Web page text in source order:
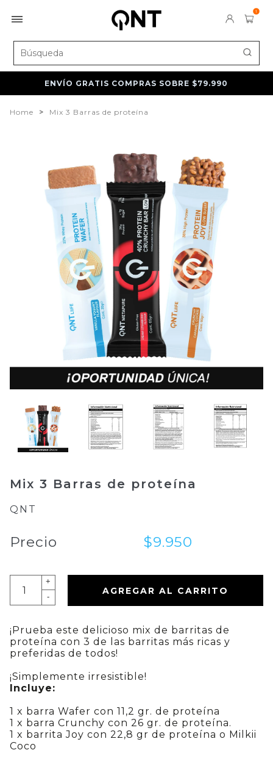
ENVÍO GRATIS COMPRAS SOBRE $79.990
1
Home > Mix 3 Barras de proteína
Mix 3 Barras de proteína
QNT
Precio $9.950
+
-
AGREGAR AL CARRITO
¡Prueba este delicioso mix de barritas de
proteína con 3 de las barritas más ricas y
preferidas de todos!
¡Simplemente irresistible!
Incluye:
1 x barra Wafer con 11,2 gr. de proteína
1 x barra Crunchy con 26 gr. de proteína.
1 x barrita Joy con 22,8 gr de proteína o Milkii
Coco